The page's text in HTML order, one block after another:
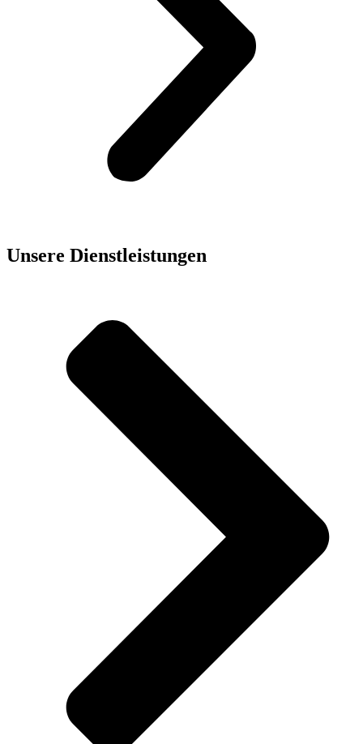
Unsere Dienst­leistungen